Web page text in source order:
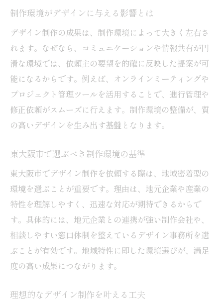
産業特性を意識したデザイン制作の工夫
デザイン制作が企業ブランドに与える影響
ものづくりとデザイン制作の未来展望
デザイン制作に適した環境選びのポイント
制作環境が変わればデザインも進化する
働きやすさを重視した制作環境の選び方
理想のデザイン制作を支える設備要素
柔軟な制作体制が生むデザインの幅広さ
環境選びが制作効率に与えるメリット
ブランディング強化へ導く制作の工夫
デザイン制作がブランド力を高める理由
ブランディングに効くデザイン制作の手法
制作現場で実践される工夫を紹介
ブランドイメージを支える制作環境の重要
性
集客力を意識したデザイン制作のポイント
制作環境がデザインに与える影響とは
デザイン制作の成果は、制作環境によって大きく左右さ
れます。なぜなら、コミュニケーションや情報共有が円
滑な環境では、依頼主の要望を的確に反映した提案が可
能になるからです。例えば、オンラインミーティングや
プロジェクト管理ツールを活用することで、進行管理や
修正依頼がスムーズに行えます。制作環境の整備が、質
の高いデザインを生み出す基盤となります。
東大阪市で選ぶべき制作環境の基準
東大阪市でデザイン制作を依頼する際は、地域密着型の
環境を選ぶことが重要です。理由は、地元企業や産業の
特性を理解しやすく、迅速な対応が期待できるからで
す。具体的には、地元企業との連携が強い制作会社や、
相談しやすい窓口体制を整えているデザイン事務所を選
ぶことが有効です。地域特性に即した環境選びが、満足
度の高い成果につながります。
理想的なデザイン制作を叶える工夫